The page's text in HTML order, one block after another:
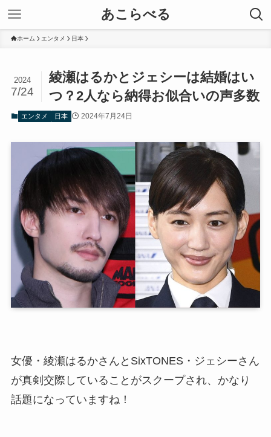
あこらべる
ホーム エンタメ 日本
綾瀬はるかとジェシーは結婚はい
つ？2人なら納得お似合いの声多数
2024
7/24
エンタメ 日本 2024年7月24日
女優・綾瀬はるかさんとSixTONES・ジェシーさん
が真剣交際していることがスクープされ、かなり
話題になっていますね！